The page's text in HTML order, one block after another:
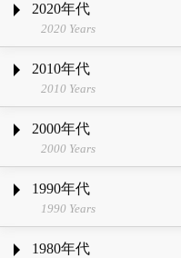
2020年代
2020 Years
2010年代
2010 Years
2000年代
2000 Years
1990年代
1990 Years
1980年代